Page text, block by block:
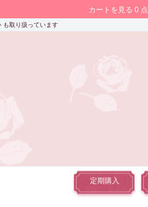
も取り扱っています
カートを見る 0 点
定期購入